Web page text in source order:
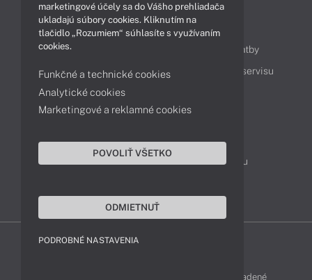
Obsah
Ako nakupovať
Možnosti doručenia a platby
Podpora a servis
Servisné služby Cenník servisu
Kontakty
043 4224 771
Obchodné oddelenie
Reklamácia tovaru
LENOVO-SHOP © 2013 - 2026 Všetky práva vyhradené
marketingové účely sa do Vášho prehliadača
ukladajú súbory cookies. Kliknutím na
tlačidlo „Rozumiem“ súhlasíte s využívaním
cookies.
Funkčné a technické cookies
Analytické cookies
Marketingové a reklamné cookies
POVOLIŤ VŠETKO
ODMIETNUŤ
PODROBNÉ NASTAVENIA